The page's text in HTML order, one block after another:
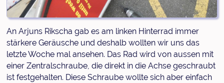
An Arjuns Rikscha gab es am linken Hinterrad immer
stärkere Geräusche und deshalb wollten wir uns das
letzte Woche mal ansehen. Das Rad wird von aussen mit
einer Zentralschraube, die direkt in die Achse geschraubt
ist festgehalten. Diese Schraube wollte sich aber einfach